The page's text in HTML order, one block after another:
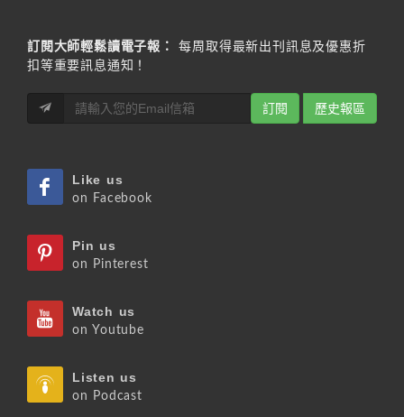
訂閱大師輕鬆讀電子報：
每周取得最新出刊訊息及優惠折
扣等重要訊息通知！
訂閱 歷史報區
Like us
on Facebook
Pin us
on Pinterest
Watch us
on Youtube
Listen us
on Podcast